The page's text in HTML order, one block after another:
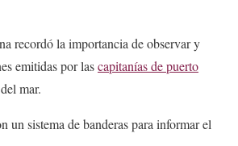
recordó la importancia de observar y
emitidas por lascapitanías de puerto
mar.
un sistema de banderas para informar el